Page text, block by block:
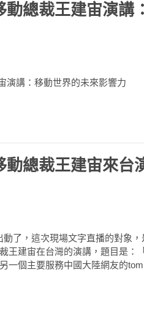
總裁王建宙演講
演講：移動世界的未來影響力
總裁王建宙來台
了，這次現場文字直播的對象
王建宙在台灣的演講，題目是：
一個主要服務中國大陸網友的